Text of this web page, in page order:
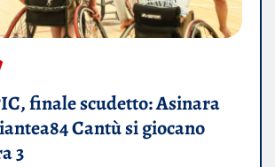
finale scudetto: Asinara
Cantù si giocano
3